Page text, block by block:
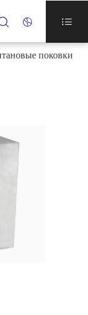
 
поковки